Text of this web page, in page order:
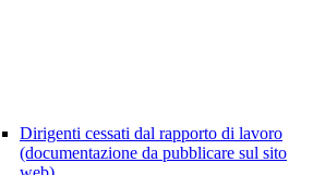
Dirigenti cessati dal rapporto di lavoro
(documentazione da pubblicare sul sito